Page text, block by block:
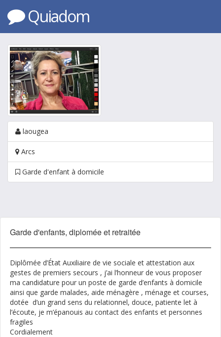
Quiadom
laougea
Arcs
Garde d'enfant à domicile
Garde d'enfants, diplomée et retraitée
Diplômée d’État Auxiliaire de vie sociale et attestation aux
gestes de premiers secours , j’ai l’honneur de vous proposer
ma candidature pour un poste de garde d’enfants à domicile
ainsi que garde malades, aide ménagère , ménage et courses,
dotée d’un grand sens du relationnel, douce, patiente let à
l’écoute, je m’épanouis au contact des enfants et personnes
fragiles
Cordialement